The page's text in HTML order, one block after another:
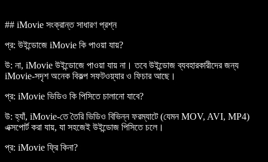
## iMovie সংক্রান্ত সাধারণ প্রশ্ন
প্র: উইন্ডোজে iMovie কি পাওয়া যায়?
উ: না, iMovie উইন্ডোজে পাওয়া যায় না। তবে উইন্ডোজ ব্যবহারকারীদের জন্য
iMovie-সদৃশ অনেক বিকল্প সফটওয়্যার ও ফিচার আছে।
প্র: iMovie ভিডিও কি পিসিতে চালানো যাবে?
উ: হ্যাঁ, iMovie-তে তৈরি ভিডিও বিভিন্ন ফরম্যাটে (যেমন MOV, AVI, MP4)
এক্সপোর্ট করা যায়, যা সহজেই উইন্ডোজ পিসিতে চলে।
প্র: iMovie ফ্রি কিনা?